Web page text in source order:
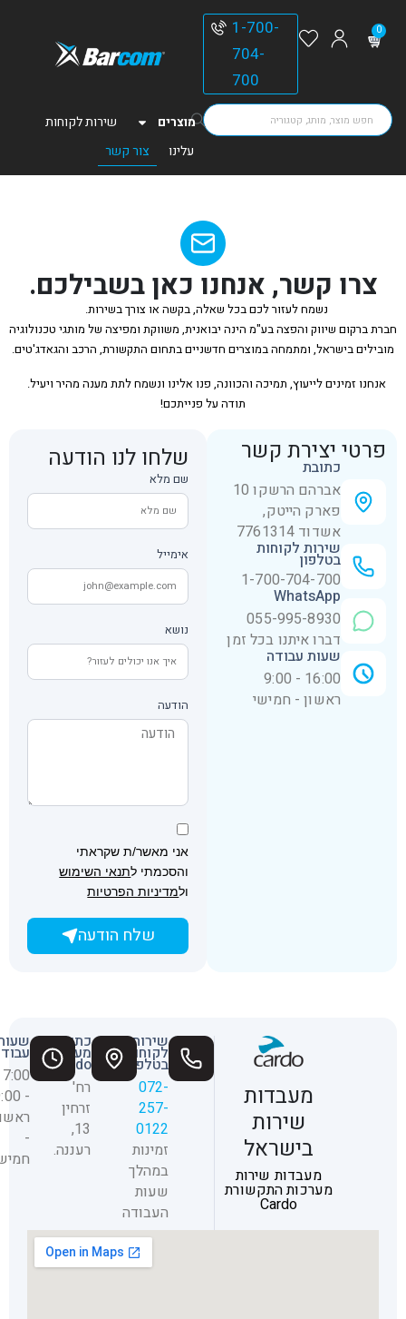
0
1-700-
704-
700
מוצרים
שירות לקוחות
עלינו
צור קשר
צרו קשר, אנחנו כאן בשבילכם.
נשמח לעזור לכם בכל שאלה, בקשה או צורך בשירות.
חברת ברקום שיווק והפצה בע"מ הינה יבואנית, משווקת ומפיצה של מותגי טכנולוגיה
מובילים בישראל, ומתמחה במוצרים חדשניים בתחום התקשורת, הרכב והגאדג'טים.
אנחנו זמינים לייעוץ, תמיכה והכוונה, פנו אלינו ונשמח לתת מענה מהיר ויעיל.
תודה על פנייתכם!
שלחו לנו הודעה
שם מלא
אימייל
נושא
הודעה
אני מאשר/ת שקראתי
והסכמתי לתנאי השימוש
ולמדיניות הפרטיות
שלח הודעה
פרטי יצירת קשר
כתובת
אברהם הרשקו 10
פארק הייטק,
אשדוד 7761314
שירות לקוחות
בטלפון
1-700-704-700
WhatsApp
055-995-8930
דברו איתנו בכל זמן
שעות עבודה
16:00 - 9:00
ראשון - חמישי
מעבדות
שירות
בישראל
מעבדות שירות
מערכות התקשורת
Cardo
שירות
לקוחות
בטלפון
072-
257-
0122
זמינות
במהלך
שעות
העבודה
כתובת
מעבות
Cardo
רח'
זרחין
13,
רעננה.
- 9:00
-